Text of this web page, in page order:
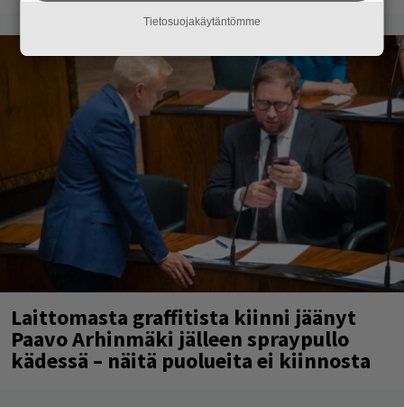
Laittomasta graffitista kiinni jäänyt
Paavo Arhinmäki jälleen spraypullo
kädessä – näitä puolueita ei kiinnosta
Tietosuojakäytäntömme